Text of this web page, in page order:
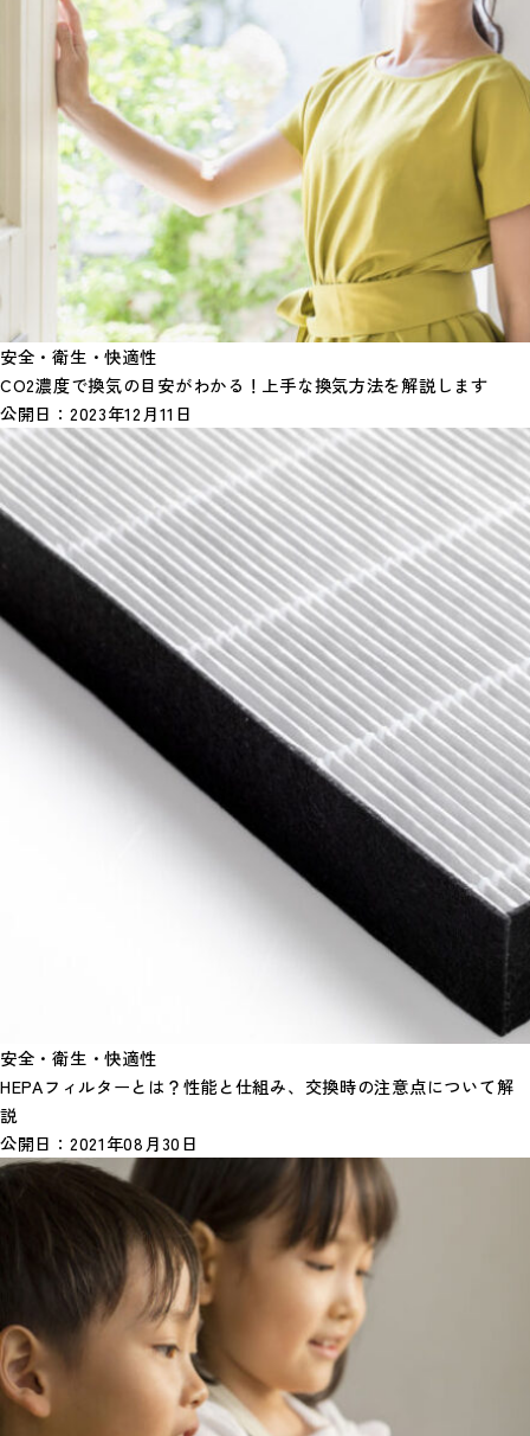
安全・衛生・快適性
CO2濃度で換気の目安がわかる！上手な換気方法を解説します
公開日： 2023年12月11日
安全・衛生・快適性
HEPAフィルターとは？性能と仕組み、交換時の注意点について解
説
公開日： 2021年08月30日